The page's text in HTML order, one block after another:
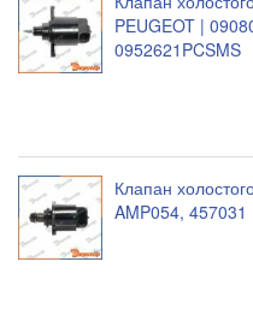
PEUGEOT |
0952621PCSMS
Клапан
AMP054, 457031